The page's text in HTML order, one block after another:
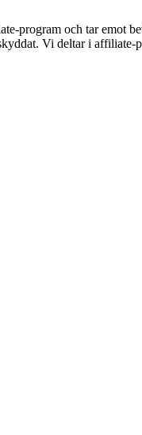
program och tar emot
Vi deltar i